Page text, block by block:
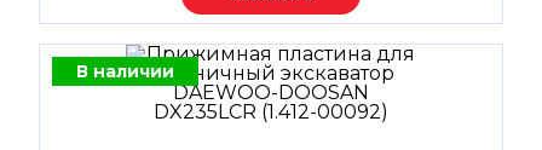
В наличии